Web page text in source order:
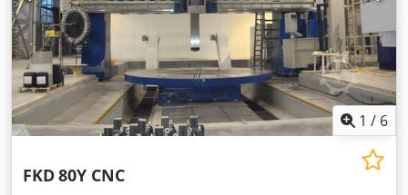
1 / 6
FKD80Y CNC